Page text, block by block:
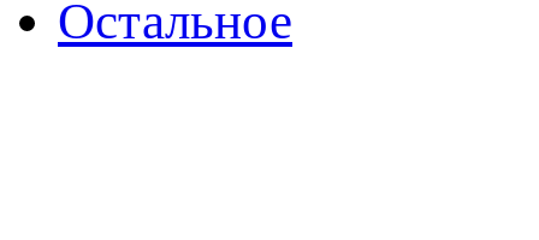
Остальное